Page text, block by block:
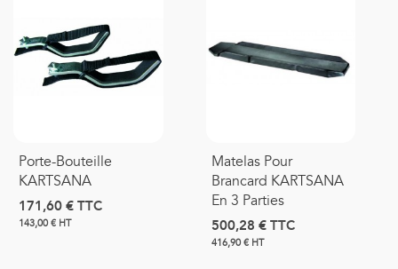
Porte-Bouteille
KARTSANA
171,60 €TTC
143,00 € HT
Matelas Pour
Brancard KARTSANA
En 3 Parties
500,28 €TTC
416,90 € HT